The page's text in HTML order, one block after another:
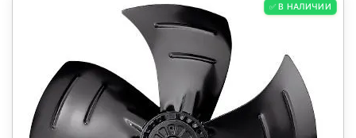
✅ В НАЛИЧИИ